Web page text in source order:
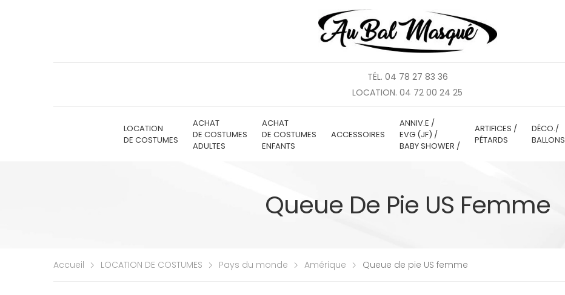
TÉL. 04 78 27 83 36
LOCATION. 04 72 00 24 25
LOCATION
DE COSTUMES
ACHAT
DE COSTUMES
ADULTES
ACHAT
DE COSTUMES
ENFANTS
ACCESSOIRES
ANNIV.E /
EVG (JF) /
BABY SHOWER /
ARTIFICES /
PÉTARDS
DÉCO./
BALLONS
Queue De Pie US Femme
Accueil LOCATION DE COSTUMES Pays du monde Amérique Queue de pie US femme